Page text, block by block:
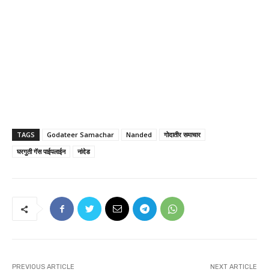
TAGS Godateer Samachar Nanded
गोदातीर समाचार
घरगुती गॅस पाईपलाईन
नांदेड
PREVIOUS ARTICLE NEXT ARTICLE